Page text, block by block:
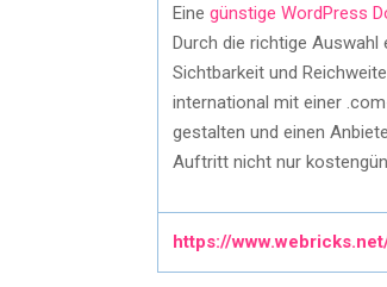
Eine günstige WordPress
Durch die richtige Auswahl
Sichtbarkeit und
international mit einer
gestalten und einen
Auftritt nicht nur
https://